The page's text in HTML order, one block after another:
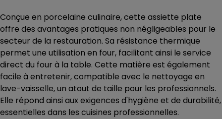
Conçue en porcelaine culinaire, cette assiette plate
offre des avantages pratiques non négligeables pour le
secteur de la restauration. Sa résistance thermique
permet une utilisation en four, facilitant ainsi le service
direct du four à la table. Cette matière est également
facile à entretenir, compatible avec le nettoyage en
lave-vaisselle, un atout de taille pour les professionnels.
Elle répond ainsi aux exigences d'hygiène et de durabilité,
essentielles dans les cuisines professionnelles.